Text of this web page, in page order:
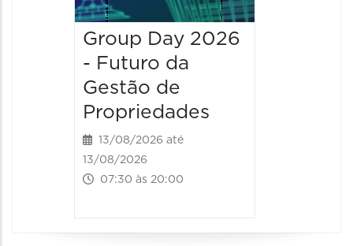
Group Day 2026
- Futuro da
Gestão de
Propriedades
13/08/2026 até
13/08/2026
07:30 às 20:00